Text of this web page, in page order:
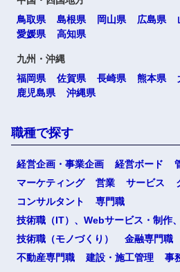
鳥取県
島根県 岡山県 広島県
愛媛県
高知県
九州・沖縄
福岡県
佐賀県 長崎県 熊本県
鹿児島県
沖縄県
職種で探す
経営企画・事業企画 経営ボード
マーケティング
営業 サービス
コンサルタント
専門職
技術職（IT）、Webサービス・制作
技術職（モノづくり）
金融専門職
不動産専門職
建設・施工管理 事